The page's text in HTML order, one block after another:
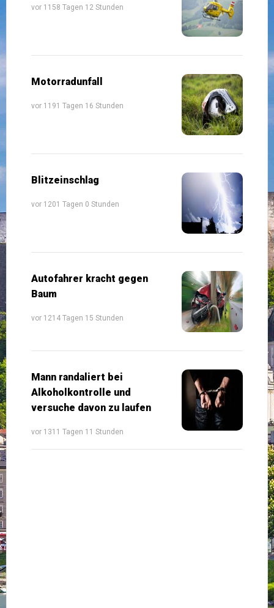
vor 1158 Tagen 12 Stunden
Motorradunfall
vor 1191 Tagen 16 Stunden
Blitzeinschlag
vor 1201 Tagen 0 Stunden
Autofahrer kracht gegen
Baum
vor 1214 Tagen 15 Stunden
Mann randaliert bei
Alkoholkontrolle und
versuche davon zu laufen
vor 1311 Tagen 11 Stunden